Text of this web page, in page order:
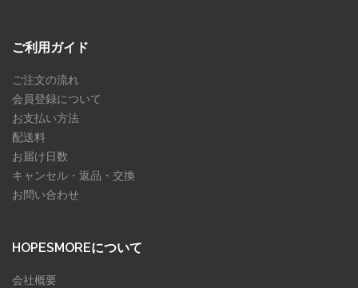
ご利用ガイド
ご注文の流れ
会員登録について
お支払い方法
配送料
お届け日数
キャンセル・返品・交換
お問い合わせ
HOPESMOREについて
会社概要